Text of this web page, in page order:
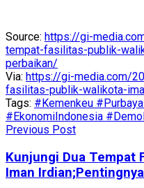
Source: https://gi-
tempat-fasilitas-publik-
perbaikan/
Via: https://gi-media.com/
fasilitas-publik-walikota-
Tags: #Kemenkeu
#EkonomiIndonesia
Previous Post
Kunjungi Dua Tempat
Iman